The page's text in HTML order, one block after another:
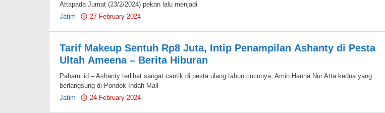
Attapada Jumat (23/2/2024) pekan lalu menjadi
Jatim
27 February 2024
Tarif Makeup Sentuh Rp8 Juta, Intip Penampilan Ashanty di Pesta
Ultah Ameena – Berita Hiburan
Pahami.id – Ashanty terlihat sangat cantik di pesta ulang tahun cucunya, Amin Hanna Nur Atta kedua yang
berlangsung di Pondok Indah Mall
Jatim
24 February 2024